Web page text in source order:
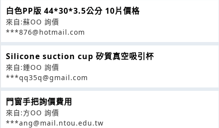
白色PP版 44*30*3.5公分 10片價格
來自:蘇OO 詢價
***876@hotmail.com
Silicone suction cup 矽質真空吸引杯
來自:鍾OO 詢價
***qq35q@gmail.com
門窗手把詢價費用
來自:方OO 詢價
***ang@mail.ntou.edu.tw